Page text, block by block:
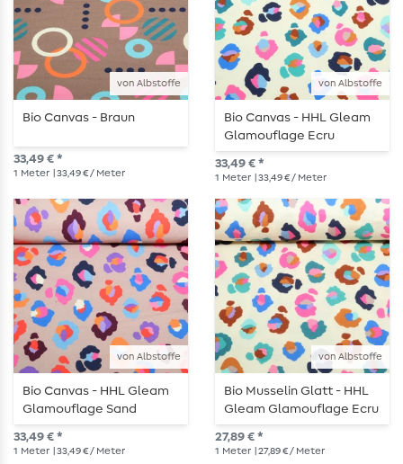
von Albstoffe
Bio Canvas - Braun
33,49 € *
1 Meter | 33,49 € / Meter
von Albstoffe
Bio Canvas - HHL Gleam
Glamouflage Ecru
33,49 € *
1 Meter | 33,49 € / Meter
von Albstoffe
Bio Canvas - HHL Gleam
Glamouflage Sand
33,49 € *
1 Meter | 33,49 € / Meter
von Albstoffe
Bio Musselin Glatt - HHL
Gleam Glamouflage Ecru
27,89 € *
1 Meter | 27,89 € / Meter